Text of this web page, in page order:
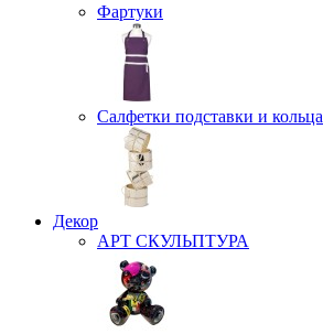
Фартуки
Салфетки подставки и кольца
Декор
АРТ СКУЛЬПТУРА